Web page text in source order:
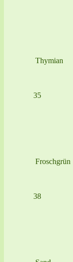
Thymian
35
Froschgrün
38